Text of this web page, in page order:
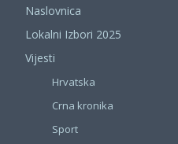
Naslovnica
Lokalni Izbori 2025
Vijesti
Hrvatska
Crna kronika
Sport